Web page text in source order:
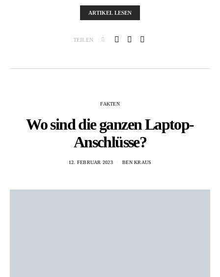
ARTIKEL LESEN
TEILEN
FAKTEN
Wo sind die ganzen Laptop-
Anschlüsse?
12. FEBRUAR 2023 BEN KRAUS